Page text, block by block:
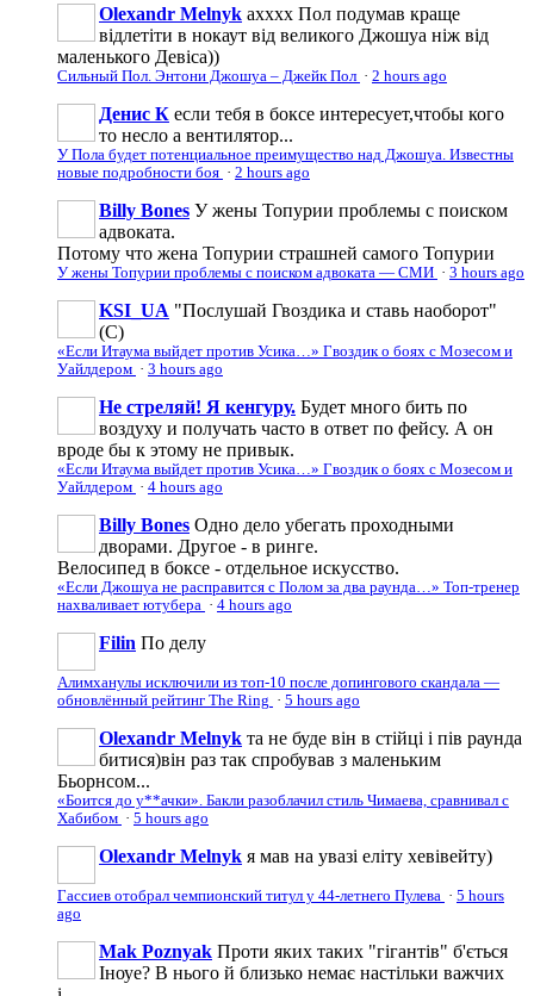
Olexandr Melnyk ахххх Пол подумав краще
відлетіти в нокаут від великого Джошуа ніж від
маленького Девіса))
Сильный Пол. Энтони Джошуа – Джейк Пол · 2 hours ago
Денис К если тебя в боксе интересует,чтобы кого
то несло а вентилятор...
У Пола будет потенциальное преимущество над Джошуа. Известны
новые подробности боя · 2 hours ago
Billy Bones У жены Топурии проблемы с поиском
адвоката.
Потому что жена Топурии страшней самого Топурии
У жены Топурии проблемы с поиском адвоката — СМИ · 3 hours ago
KSI_UA "Послушай Гвоздика и ставь наоборот"
(С)
«Если Итаума выйдет против Усика…» Гвоздик о боях с Мозесом и
Уайлдером · 3 hours ago
Не стреляй! Я кенгуру. Будет много бить по
воздуху и получать часто в ответ по фейсу. А он
вроде бы к этому не привык.
«Если Итаума выйдет против Усика…» Гвоздик о боях с Мозесом и
Уайлдером · 4 hours ago
Billy Bones Одно дело убегать проходными
дворами. Другое - в ринге.
Велосипед в боксе - отдельное искусство.
«Если Джошуа не расправится с Полом за два раунда…» Топ-тренер
нахваливает ютубера · 4 hours ago
Filin По делу
Алимханулы исключили из топ-10 после допингового скандала —
обновлённый рейтинг The Ring · 5 hours ago
Olexandr Melnyk та не буде він в стійці і пів раунда
битися)він раз так спробував з маленьким
Бьорнсом...
«Боится до у**ачки». Бакли разоблачил стиль Чимаева, сравнивал с
Хабибом · 5 hours ago
Olexandr Melnyk я мав на увазі еліту хевівейту)
Гассиев отобрал чемпионский титул у 44-летнего Пулева · 5 hours
ago
Mak Poznyak Проти яких таких "гігантів" б'ється
Іноуе? В нього й близько немає настільки важчих